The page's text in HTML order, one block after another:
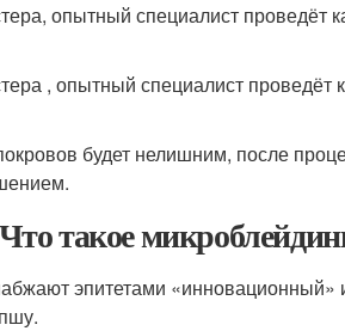
опытный специалист проведёт
, опытный специалист проведёт
будет нелишним, после
такое
эпитетами «инновационный»